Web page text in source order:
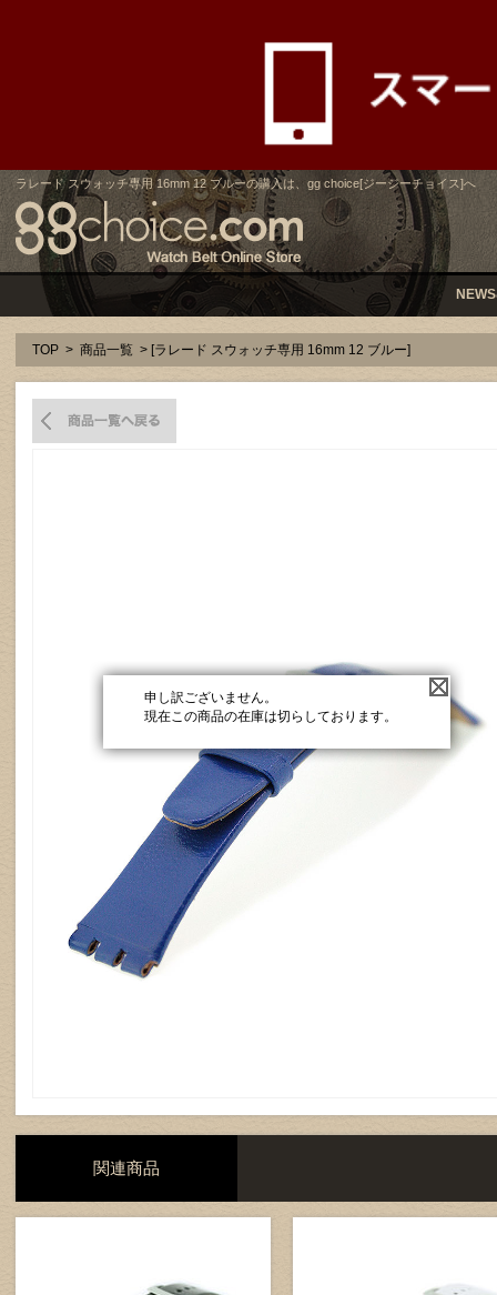
ラレード スウォッチ専用 16mm 12 ブルーの購入は、gg choice[ジージーチョイス]へ
TOP > 商品一覧 > [ラレード スウォッチ専用 16mm 12 ブルー]
申し訳ございません。
現在この商品の在庫は切らしております。
関連商品